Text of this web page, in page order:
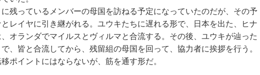
残っているメンバーの母国を訪ねる予定になっていたのだが、その予
レイヤに引き継がれる。ユウキたちに遅れる形で、日本を出た、ヒナ
、オランダでマイルスとヴィルマと合流する。その後、ユウキが辿った
、皆と合流してから、残留組の母国を回って、協力者に挨拶を行う。
ポイントにはならないが、筋を通す形だ。